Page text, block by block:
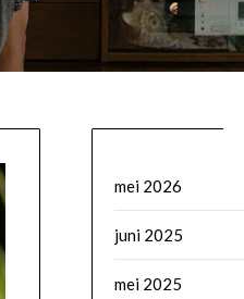
mei 2026
juni 2025
mei 2025